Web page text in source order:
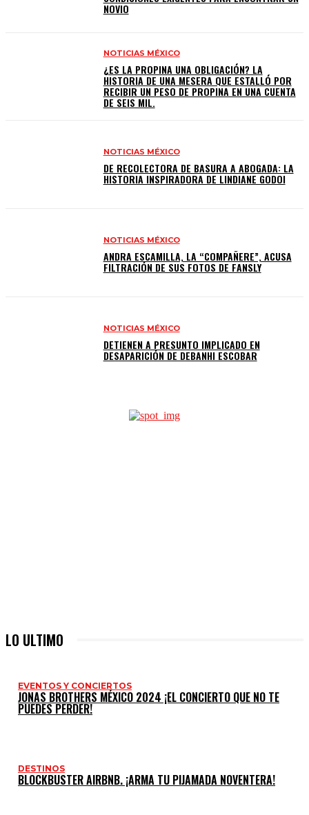
NOVIO
NOTICIAS MÉXICO
¿ES LA PROPINA UNA OBLIGACIÓN? LA
HISTORIA DE UNA MESERA QUE ESTALLÓ POR
RECIBIR UN PESO DE PROPINA EN UNA CUENTA
DE SEIS MIL.
NOTICIAS MÉXICO
DE RECOLECTORA DE BASURA A ABOGADA: LA
HISTORIA INSPIRADORA DE LINDIANE GODOI
NOTICIAS MÉXICO
ANDRA ESCAMILLA, LA “COMPAÑERE”, ACUSA
FILTRACIÓN DE SUS FOTOS DE FANSLY
NOTICIAS MÉXICO
DETIENEN A PRESUNTO IMPLICADO EN
DESAPARICIÓN DE DEBANHI ESCOBAR
LO ULTIMO
EVENTOS Y CONCIERTOS
JONAS BROTHERS MÉXICO 2024 ¡EL CONCIERTO QUE NO TE
PUEDES PERDER!
DESTINOS
BLOCKBUSTER AIRBNB. ¡ARMA TU PIJAMADA NOVENTERA!